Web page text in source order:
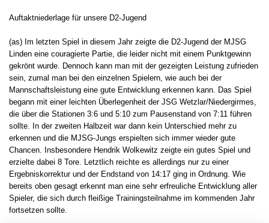
Auftaktniederlage für unsere D2-Jugend
(as) Im letzten Spiel in diesem Jahr zeigte die D2-Jugend der MJSG
Linden eine couragierte Partie, die leider nicht mit einem Punktgewinn
gekrönt wurde. Dennoch kann man mit der gezeigten Leistung zufrieden
sein, zumal man bei den einzelnen Spielern, wie auch bei der
Mannschaftsleistung eine gute Entwicklung erkennen kann. Das Spiel
begann mit einer leichten Überlegenheit der JSG Wetzlar/Niedergirmes,
die über die Stationen 3:6 und 5:10 zum Pausenstand von 7:11 führen
sollte. In der zweiten Halbzeit war dann kein Unterschied mehr zu
erkennen und die MJSG-Jungs erspielten sich immer wieder gute
Chancen. Insbesondere Hendrik Wolkewitz zeigte ein gutes Spiel und
erzielte dabei 8 Tore. Letztlich reichte es allerdings nur zu einer
Ergebniskorrektur und der Endstand von 14:17 ging in Ordnung. Wie
bereits oben gesagt erkennt man eine sehr erfreuliche Entwicklung aller
Spieler, die sich durch fleißige Trainingsteilnahme im kommenden Jahr
fortsetzen sollte.